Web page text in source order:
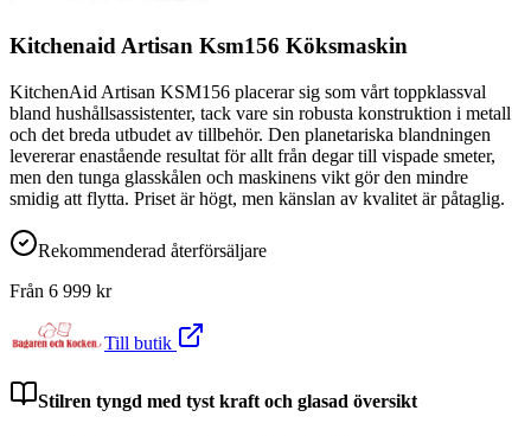
Kitchenaid Artisan Ksm156 Köksmaskin
KitchenAid Artisan KSM156 placerar sig som vårt toppklassval
bland hushållsassistenter, tack vare sin robusta konstruktion i metall
och det breda utbudet av tillbehör. Den planetariska blandningen
levererar enastående resultat för allt från degar till vispade smeter,
men den tunga glasskålen och maskinens vikt gör den mindre
smidig att flytta. Priset är högt, men känslan av kvalitet är påtaglig.
Rekommenderad återförsäljare
Från 6 999 kr
Till butik
Stilren tyngd med tyst kraft och glasad översikt